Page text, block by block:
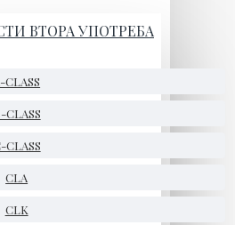
ВТОРА УПОТРЕБА
CLASS
CLASS
CLASS
CLA
CLK